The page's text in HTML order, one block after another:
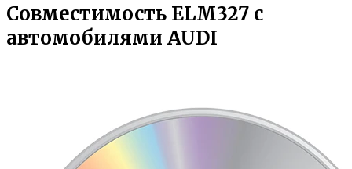
Совместимость ELM327 с
автомобилями AUDI